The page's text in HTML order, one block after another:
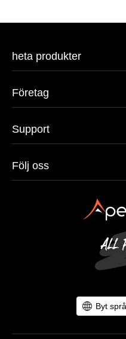
heta produkter
Företag
Support
Följ oss
Byt